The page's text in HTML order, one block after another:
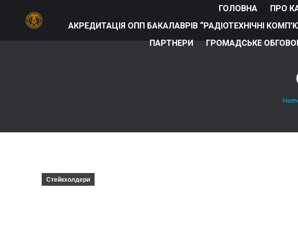
ГОЛОВНА ПРО
АКРЕДИТАЦІЯ ОПП БАКАЛАВРІВ “РАДІОТЕХНІЧНІ
ПАРТНЕРИ
ГРОМАДСЬКЕ
Стейкхолдери